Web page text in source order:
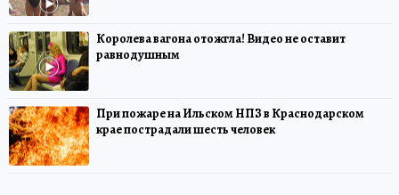
Королева вагона отожгла! Видео не оставит
равнодушным
При пожаре на Ильском НПЗ в Краснодарском
крае пострадали шесть человек